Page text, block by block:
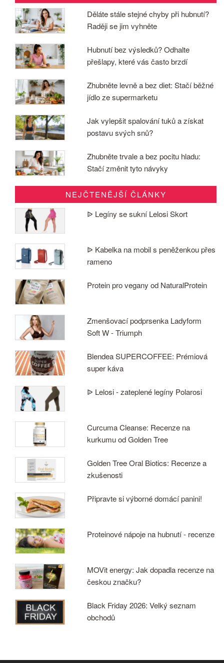
Děláte stále stejné chyby při hubnutí?
Raději se jim vyhněte
Hubnutí bez výsledků? Odhalte
přešlapy, které vás často brzdí
Zhubněte levně a bez diet: Stačí běžné
jídlo ze supermarketu
Jak vylepšit spalování tuků a získat
postavu svých snů?
Zhubněte trvale a bez pocitu hladu:
Stačí změnit tyto návyky
NEJČTENĚJŠÍ ČLÁNKY
ᐉ Legíny se sukní Lelosi Skort
ᐉ Kabelka na mobil s peněženkou přes
rameno
Protein pro vegany od NaturalProtein
Zmenšovací podprsenka Ladyform
Soft W - Triumph
Blendea SUPERCOFFEE: Prémiová
super káva
ᐉ Lelosi - zateplené legíny Polarosi
Curcuma Cleanse: Recenze na
kurkumu od Golden Tree
Golden Tree Oral Biotics: Recenze a
zkušenosti
Připravte si výborné domácí panini!
Proteinové nápoje na hubnutí - recenze
MOVit energy: Jak dopadla recenze na
českou značku?
Black Friday 2026: Velký seznam
obchodů